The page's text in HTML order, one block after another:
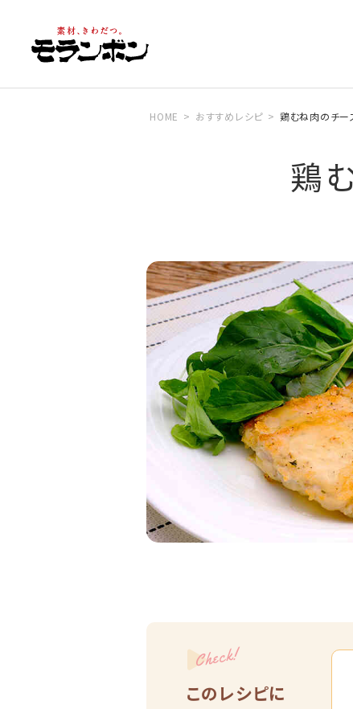
HOME おすすめレシピ 鶏むね肉のチー
鶏
Check!
このレシピに